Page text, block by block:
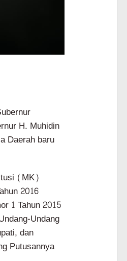
H. Muhidin
Daerah baru
(MK)
2016
1 Tahun 2015
Undang
dan
Putusannya